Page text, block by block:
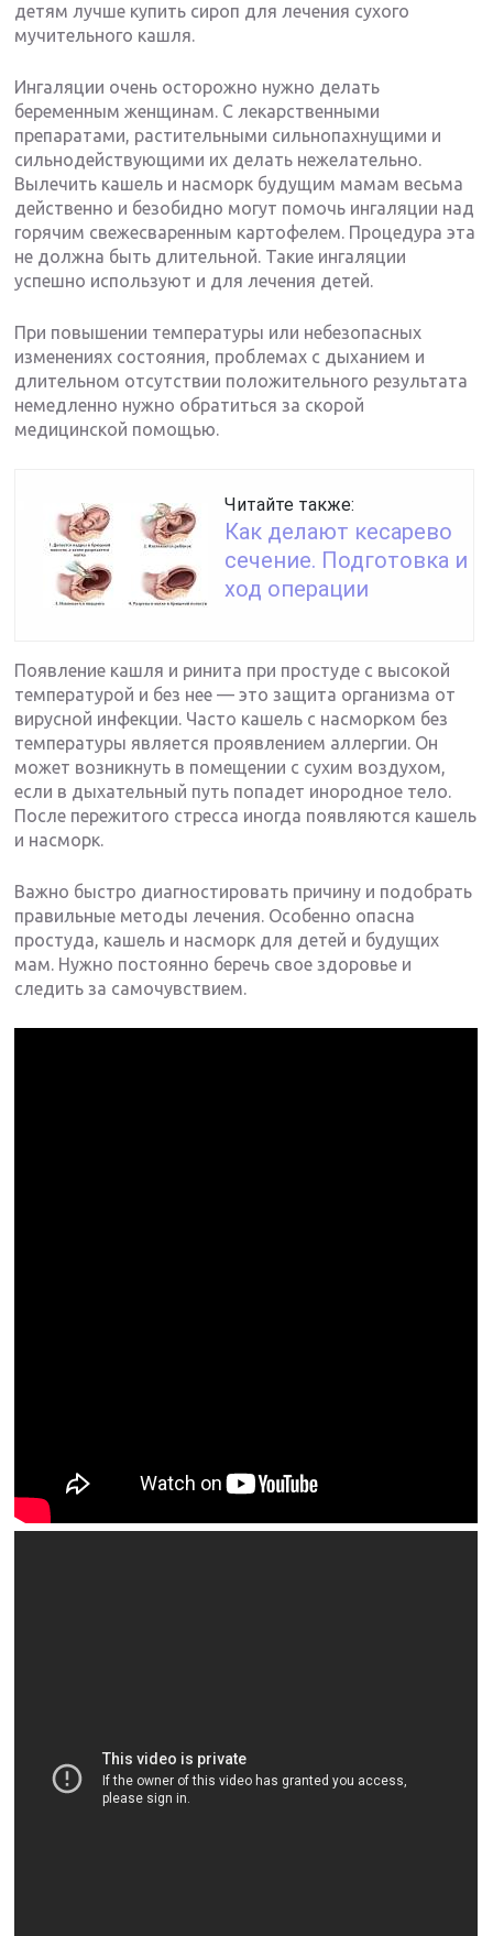
детям лучше купить сироп для лечения сухого
мучительного кашля.
Ингаляции очень осторожно нужно делать
беременным женщинам. С лекарственными
препаратами, растительными сильнопахнущими и
сильнодействующими их делать нежелательно.
Вылечить кашель и насморк будущим мамам весьма
действенно и безобидно могут помочь ингаляции над
горячим свежесваренным картофелем. Процедура эта
не должна быть длительной. Такие ингаляции
успешно используют и для лечения детей.
При повышении температуры или небезопасных
изменениях состояния, проблемах с дыханием и
длительном отсутствии положительного результата
немедленно нужно обратиться за скорой
медицинской помощью.
Читайте также:
Как делают кесарево
сечение. Подготовка и
ход операции
Появление кашля и ринита при простуде с высокой
температурой и без нее — это защита организма от
вирусной инфекции. Часто кашель с насморком без
температуры является проявлением аллергии. Он
может возникнуть в помещении с сухим воздухом,
если в дыхательный путь попадет инородное тело.
После пережитого стресса иногда появляются кашель
и насморк.
Важно быстро диагностировать причину и подобрать
правильные методы лечения. Особенно опасна
простуда, кашель и насморк для детей и будущих
мам. Нужно постоянно беречь свое здоровье и
следить за самочувствием.